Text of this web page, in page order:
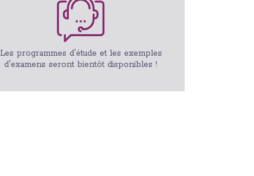
Les programmes d'étude et les exemples
d'examens seront bientôt disponibles !